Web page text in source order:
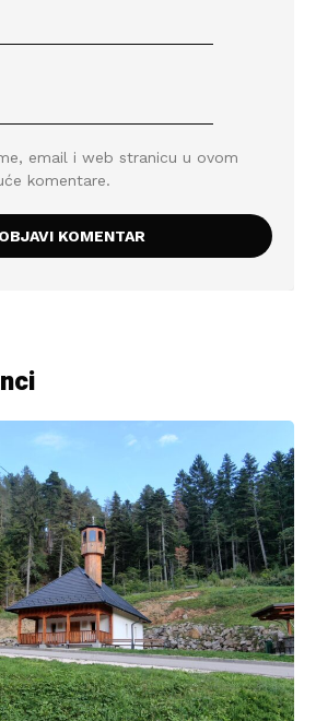
email i web stranicu u ovom
komentare.